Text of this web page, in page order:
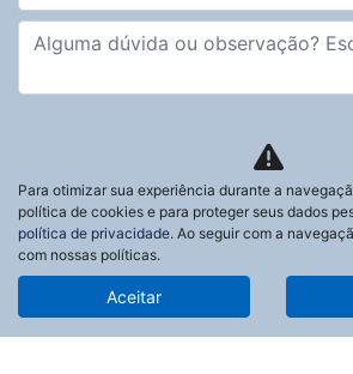
Li e aceito aPolítica de Termos de
Entrar em contato
Para otimizar sua experiência durante a
política de cookies e para proteger seus dados
política de privacidade. Ao seguir com a
com nossas políticas.
Aceitar